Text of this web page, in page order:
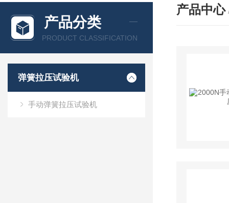
产品分类
PRODUCT CLASSIFICATION
弹簧拉压试验机
手动弹簧拉压试验机
产品中心